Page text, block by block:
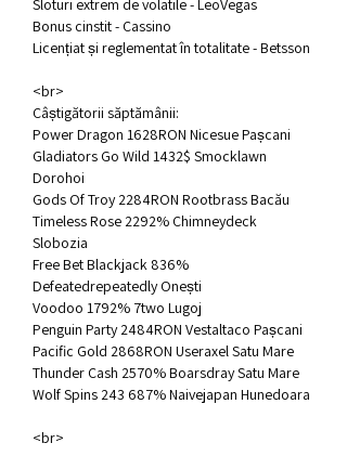
Bonus cinstit - Cassino
Licențiat și reglementat în totalitate - Betsson
<br>
Câștigătorii săptămânii:
Power Dragon 1628RON Nicesue Pașcani
Gladiators Go Wild 1432$ Smocklawn
Dorohoi
Gods Of Troy 2284RON Rootbrass Bacău
Timeless Rose 2292% Chimneydeck
Slobozia
Free Bet Blackjack 836%
Defeatedrepeatedly Onești
Voodoo 1792% 7two Lugoj
Penguin Party 2484RON Vestaltaco Pașcani
Pacific Gold 2868RON Useraxel Satu Mare
Thunder Cash 2570% Boarsdray Satu Mare
Wolf Spins 243 687% Naivejapan Hunedoara
<br>